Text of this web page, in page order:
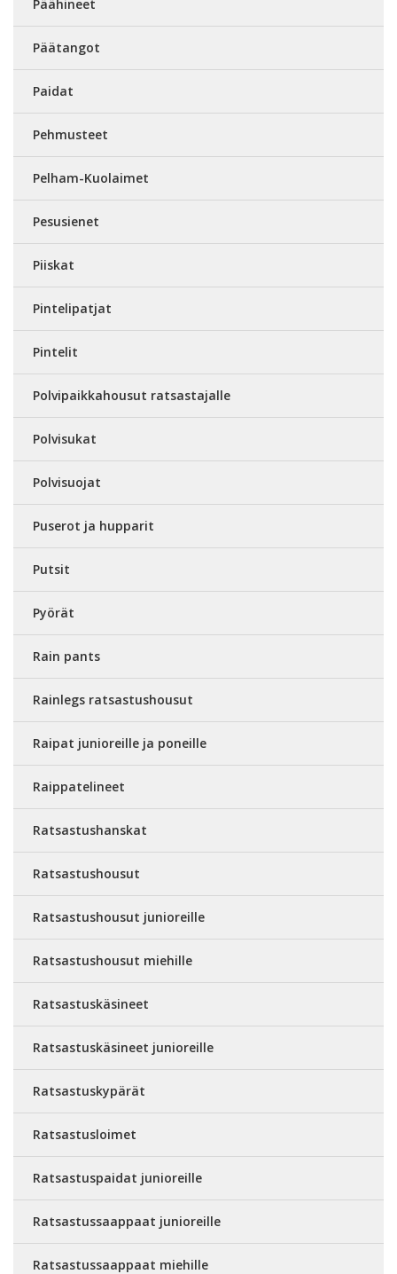
Päähineet
Päätangot
Paidat
Pehmusteet
Pelham-Kuolaimet
Pesusienet
Piiskat
Pintelipatjat
Pintelit
Polvipaikkahousut ratsastajalle
Polvisukat
Polvisuojat
Puserot ja hupparit
Putsit
Pyörät
Rain pants
Rainlegs ratsastushousut
Raipat junioreille ja poneille
Raippatelineet
Ratsastushanskat
Ratsastushousut
Ratsastushousut junioreille
Ratsastushousut miehille
Ratsastuskäsineet
Ratsastuskäsineet junioreille
Ratsastuskypärät
Ratsastusloimet
Ratsastuspaidat junioreille
Ratsastussaappaat junioreille
Ratsastussaappaat miehille